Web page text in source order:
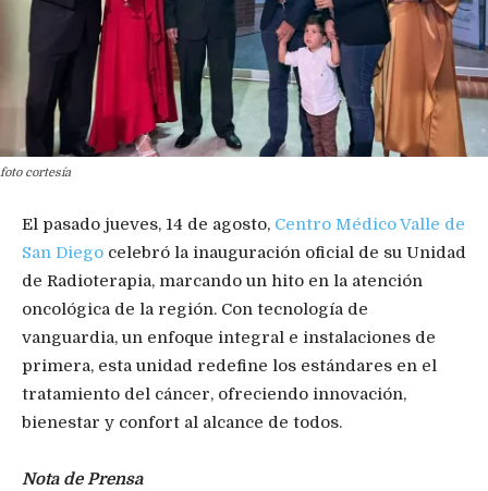
foto cortesía
El pasado jueves, 14 de agosto, Centro Médico Valle de
San Diego celebró la inauguración oficial de su Unidad
de Radioterapia, marcando un hito en la atención
oncológica de la región. Con tecnología de
vanguardia, un enfoque integral e instalaciones de
primera, esta unidad redefine los estándares en el
tratamiento del cáncer, ofreciendo innovación,
bienestar y confort al alcance de todos.
Nota de Prensa